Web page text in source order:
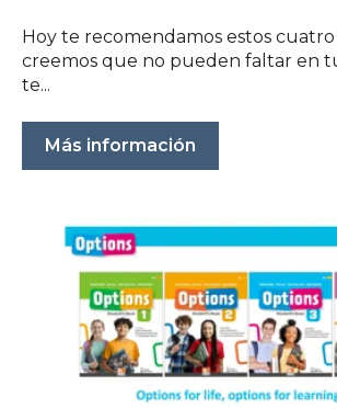
Hoy te recomendamos estos
creemos que no pueden faltar en
te...
Más información